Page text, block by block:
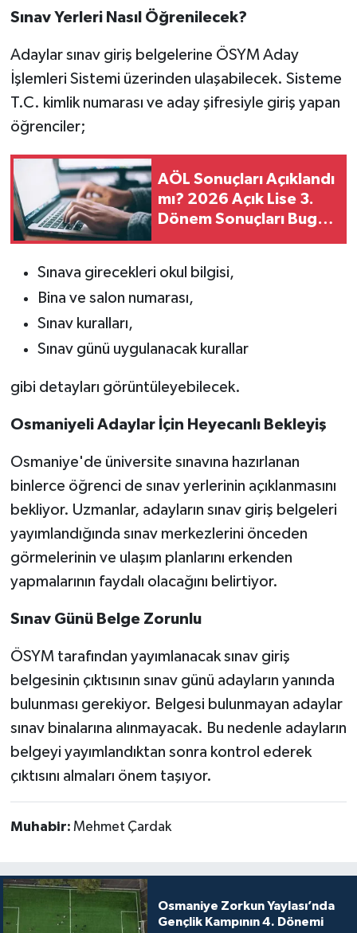
Sınav Yerleri Nasıl Öğrenilecek?
Adaylar sınav giriş belgelerine ÖSYM Aday
İşlemleri Sistemi üzerinden ulaşabilecek. Sisteme
T.C. kimlik numarası ve aday şifresiyle giriş yapan
öğrenciler;
AÖL Sonuçları Açıklandı
mı? 2026 Açık Lise 3.
Dönem Sonuçları Bugün
Sınava girecekleri okul bilgisi,
Bina ve salon numarası,
Sınav kuralları,
Sınav günü uygulanacak kurallar
gibi detayları görüntüleyebilecek.
Osmaniyeli Adaylar İçin Heyecanlı Bekleyiş
Osmaniye'de üniversite sınavına hazırlanan
binlerce öğrenci de sınav yerlerinin açıklanmasını
bekliyor. Uzmanlar, adayların sınav giriş belgeleri
yayımlandığında sınav merkezlerini önceden
görmelerinin ve ulaşım planlarını erkenden
yapmalarının faydalı olacağını belirtiyor.
Sınav Günü Belge Zorunlu
ÖSYM tarafından yayımlanacak sınav giriş
belgesinin çıktısının sınav günü adayların yanında
bulunması gerekiyor. Belgesi bulunmayan adaylar
sınav binalarına alınmayacak. Bu nedenle adayların
belgeyi yayımlandıktan sonra kontrol ederek
çıktısını almaları önem taşıyor.
Muhabir: Mehmet Çardak
Osmaniye Zorkun Yaylası’nda
Gençlik Kampının 4. Dönemi